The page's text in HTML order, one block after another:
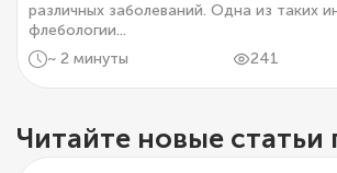
различных заболеваний. Одна из таких
флебологии...
~ 2 минуты
241
Читайте новые